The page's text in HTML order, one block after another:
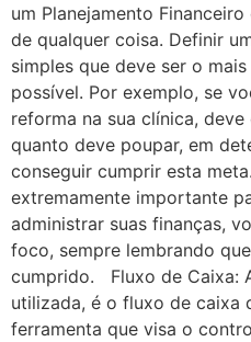
um Planejamento
de qualquer coisa. Definir
simples que deve ser o
possível. Por exemplo, se
reforma na sua clínica,
quanto deve poupar, em
conseguir cumprir esta
extremamente importante
administrar suas finanças,
foco, sempre lembrando
cumprido. Fluxo de Caixa:
utilizada, é o fluxo de caixa
ferramenta que visa o